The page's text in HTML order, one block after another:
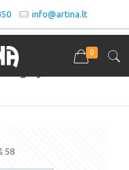
info@artina.lt
0
ir gnybtai
58